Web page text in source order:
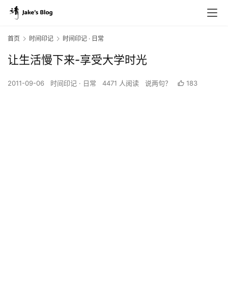
首页 时间印记 时间印记 · 日常
让生活慢下来-享受大学时光
2011-09-06 时间印记 · 日常 4471 人阅读 说两句？ 183